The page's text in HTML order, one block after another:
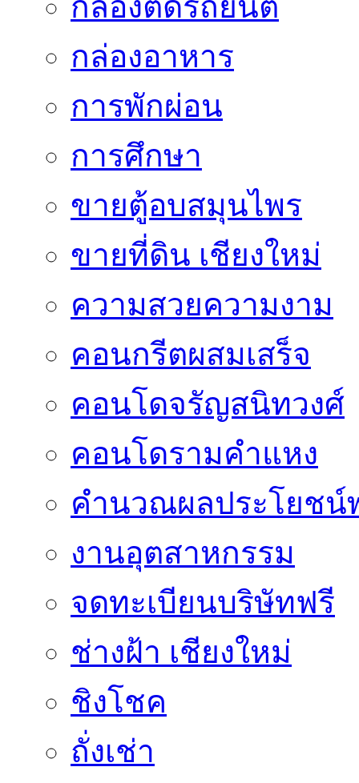
กล้องติดรถยนต์
กล่องอาหาร
การพักผ่อน
การศึกษา
ขายตู้อบสมุนไพร
ขายที่ดิน เชียงใหม่
ความสวยความงาม
คอนกรีตผสมเสร็จ
คอนโดจรัญสนิทวงศ์
คอนโดรามคำแหง
คำนวณผลประโยชน์
งานอุตสาหกรรม
จดทะเบียนบริษัทฟรี
ช่างฝ้า เชียงใหม่
ชิงโชค
ถั่งเช่า